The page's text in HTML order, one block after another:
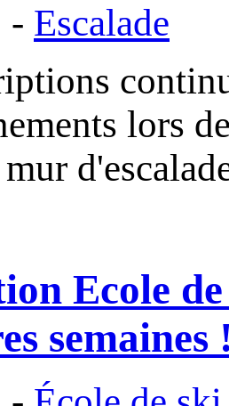
- Escalade
lors
Ecole
semaines